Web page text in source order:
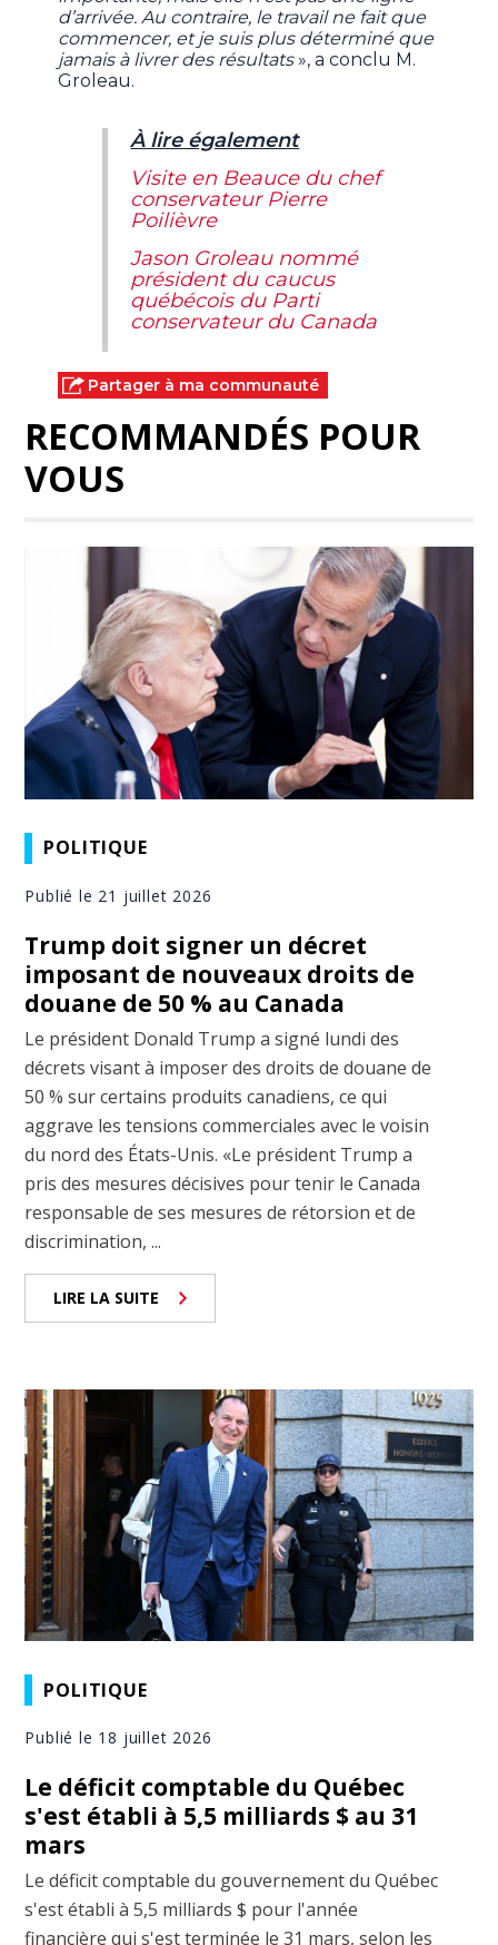
d’arrivée. Au contraire, le travail ne fait que
commencer, et je suis plus déterminé que
jamais à livrer des résultats», a conclu M.
Groleau.
À lire également
Visite en Beauce du chef
conservateur Pierre
Poilièvre
Jason Groleau nommé
président du caucus
québécois du Parti
conservateur du Canada
Partager à ma communauté
RECOMMANDÉS POUR
VOUS
POLITIQUE
Publié le 21 juillet 2026
Trump doit signer un décret
imposant de nouveaux droits de
douane de 50 % au Canada
Le président Donald Trump a signé lundi des
décrets visant à imposer des droits de douane de
50 % sur certains produits canadiens, ce qui
aggrave les tensions commerciales avec le voisin
du nord des États-Unis. «Le président Trump a
pris des mesures décisives pour tenir le Canada
responsable de ses mesures de rétorsion et de
discrimination, ...
LIRE LA SUITE
POLITIQUE
Publié le 18 juillet 2026
Le déficit comptable du Québec
s'est établi à 5,5 milliards $ au 31
mars
Le déficit comptable du gouvernement du Québec
s'est établi à 5,5 milliards $ pour l'année
financière qui s'est terminée le 31 mars, selon les